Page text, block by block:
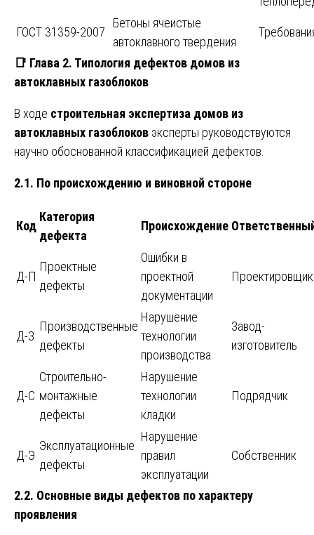
ГОСТ 31359-2007
Бетоны ячеистые
автоклавного твердения
📑 Глава 2. Типология дефектов домов из
автоклавных газоблоков
В ходе строительная экспертиза домов из
автоклавных газоблоков эксперты руководствуются
научно обоснованной классификацией дефектов.
2.1. По происхождению и виновной стороне
Код
Категория
дефекта
Происхождение
Д-П
Проектные
дефекты
Ошибки в
проектной
документации
Проектировщик
Д-З
Производственные
дефекты
Нарушение
технологии
производства
Завод-
изготовитель
Д-С
Строительно-
монтажные
дефекты
Нарушение
технологии
кладки
Подрядчик
Д-Э
Эксплуатационные
дефекты
Нарушение
правил
эксплуатации
Собственник
2.2. Основные виды дефектов по характеру
проявления